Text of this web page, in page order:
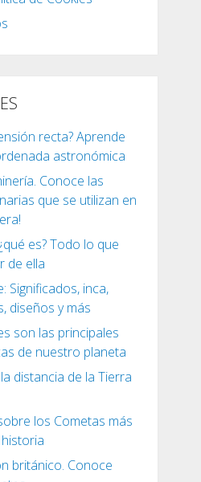
recta? Aprende
astronómica
Conoce las
que se utilizan en
es? Todo lo que
de ella
Significados, inca,
diseños y más
son las principales
de nuestro planeta
distancia de la Tierra
los Cometas más
británico. Conoce